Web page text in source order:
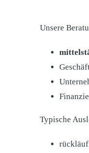
Unsere
Typische